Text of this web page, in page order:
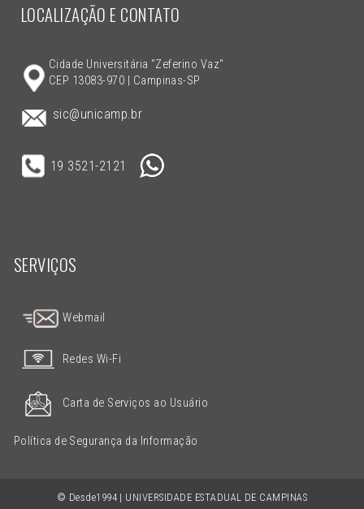
© Desde1994 | UNIVERSIDADE ESTADUAL DE CAMPINAS
LOCALIZAÇÃO E CONTATO
Cidade Universitária "Zeferino Vaz"
CEP 13083-970 | Campinas-SP
sic@unicamp.br
19 3521-2121
SERVIÇOS
Webmail
Redes Wi-Fi
Carta de Serviços ao Usuário
Política de Segurança da Informação